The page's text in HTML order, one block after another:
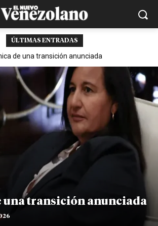
ÚLTIMAS ENTRADAS
de una transición anunciada
una transición anunciada